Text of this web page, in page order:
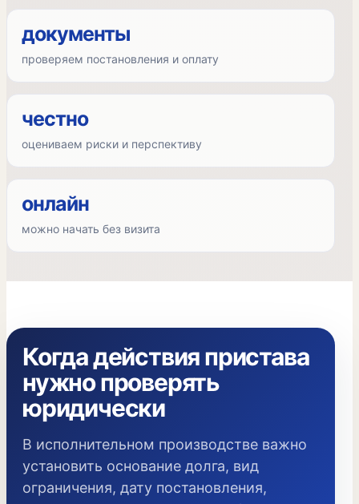
документы
проверяем постановления и оплату
честно
оцениваем риски и перспективу
онлайн
можно начать без визита
Когда действия пристава
нужно проверять
юридически
В исполнительном производстве важно
установить основание долга, вид
ограничения, дату постановления,